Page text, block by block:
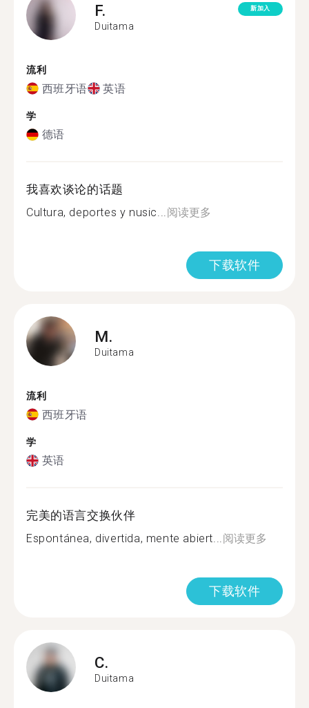
F.
Duitama
新加入
流利
西班牙语 英语
学
德语
我喜欢谈论的话题
Cultura, deportes y nusic...阅读更多
下载软件
M.
Duitama
流利
西班牙语
学
英语
完美的语言交换伙伴
Espontánea, divertida, mente abiert...阅读更多
下载软件
C.
Duitama